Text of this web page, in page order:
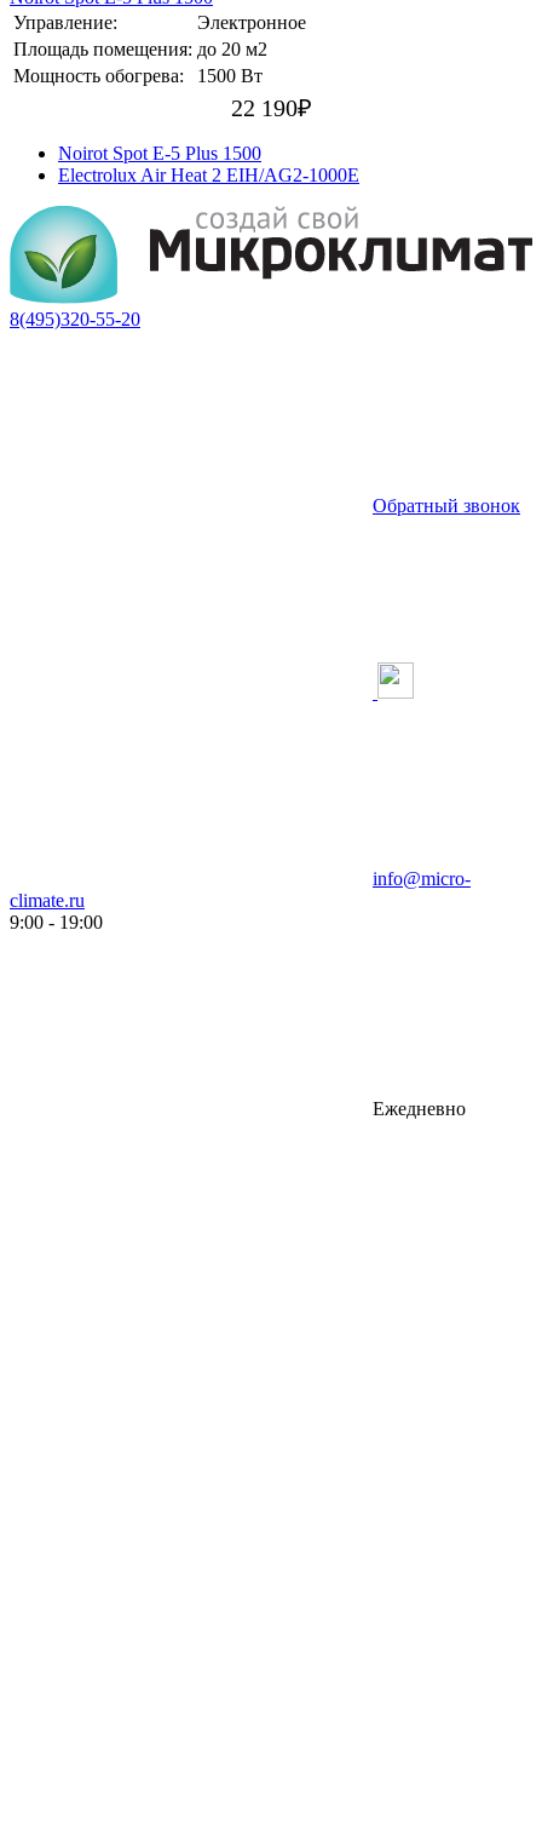
Управление:
Электронное
Площадь помещения: до 20 м2
Мощность обогрева:
1500 Вт
22 190₽
Noirot Spot E-5 Plus 1500
Electrolux Air Heat 2 EIH/AG2-1000E
8(495)320-55-20
Обратный звонок
info@micro-
climate.ru
9:00 - 19:00
Ежедневно